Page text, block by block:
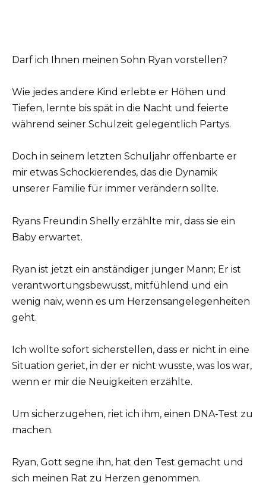
Darf ich Ihnen meinen Sohn Ryan vorstellen?
Wie jedes andere Kind erlebte er Höhen und
Tiefen, lernte bis spät in die Nacht und feierte
während seiner Schulzeit gelegentlich Partys.
Doch in seinem letzten Schuljahr offenbarte er
mir etwas Schockierendes, das die Dynamik
unserer Familie für immer verändern sollte.
Ryans Freundin Shelly erzählte mir, dass sie ein
Baby erwartet.
Ryan ist jetzt ein anständiger junger Mann; Er ist
verantwortungsbewusst, mitfühlend und ein
wenig naiv, wenn es um Herzensangelegenheiten
geht.
Ich wollte sofort sicherstellen, dass er nicht in eine
Situation geriet, in der er nicht wusste, was los war,
wenn er mir die Neuigkeiten erzählte.
Um sicherzugehen, riet ich ihm, einen DNA-Test zu
machen.
Ryan, Gott segne ihn, hat den Test gemacht und
sich meinen Rat zu Herzen genommen.